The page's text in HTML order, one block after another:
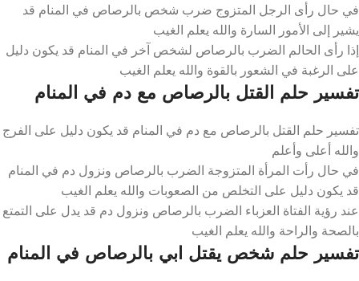
في حال رأى الرجل المتزوج ضرب شخص بالرصاص في المنام قد
يشير إلى الأمور السارة والله يعلم الغيب
إذا رأى الحالم الضرب بالرصاص لشخص آخر في المنام قد يكون دليل
على الرغبة في الشعور بالقوة والله يعلم الغيب
تفسير حلم القتل بالرصاص مع دم في المنام
تفسير حلم القتل بالرصاص مع دم في المنام قد يكون دليل على الفرج
والله أعلى وأعلم
في حال رأت المرأة المتزوجة الضرب بالرصاص ونزول دم في المنام
قد يكون دليل على التخلص من الصعوبات والله يعلم الغيب
عند رؤية الفتاة العزباء الضرب بالرصاص ونزول دم قد يدل على التمتع
بالصحة والراحة والله يعلم الغيب
تفسير حلم شخص يقتل ابي بالرصاص في المنام